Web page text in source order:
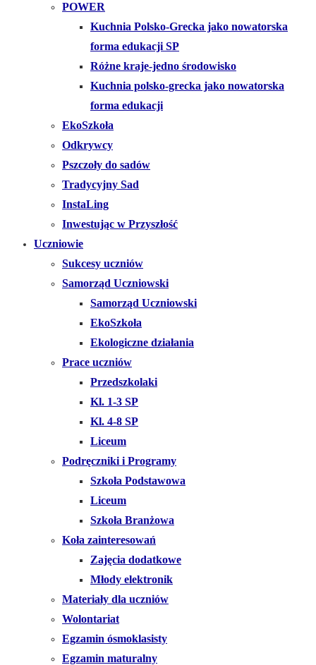
POWER
Kuchnia Polsko-Grecka jako nowatorska
forma edukacji SP
Różne kraje-jedno środowisko
Kuchnia polsko-grecka jako nowatorska
forma edukacji
EkoSzkoła
Odkrywcy
Pszczoły do sadów
Tradycyjny Sad
InstaLing
Inwestując w Przyszłość
Uczniowie
Sukcesy uczniów
Samorząd Uczniowski
Samorząd Uczniowski
EkoSzkoła
Ekologiczne działania
Prace uczniów
Przedszkolaki
Kl. 1-3 SP
Kl. 4-8 SP
Liceum
Podręczniki i Programy
Szkoła Podstawowa
Liceum
Szkoła Branżowa
Koła zainteresowań
Zajęcia dodatkowe
Młody elektronik
Materiały dla uczniów
Wolontariat
Egzamin ósmoklasisty
Egzamin maturalny